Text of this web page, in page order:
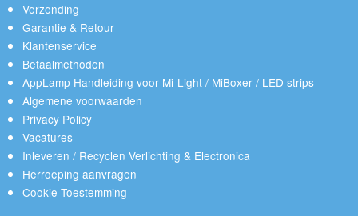
Verzending
Garantie & Retour
Klantenservice
Betaalmethoden
AppLamp Handleiding voor Mi-Light / MiBoxer / LED strips
Algemene voorwaarden
Privacy Policy
Vacatures
Inleveren / Recyclen Verlichting & Electronica
Herroeping aanvragen
Cookie Toestemming